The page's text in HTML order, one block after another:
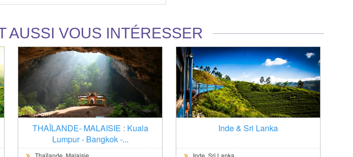
AUSSI VOUS INTÉRESSER
THAÏLANDE- MALAISIE : Kuala
Lumpur - Bangkok -...
Thaïlande, Malaisie
Inde & Sri Lanka
Inde, Sri Lanka